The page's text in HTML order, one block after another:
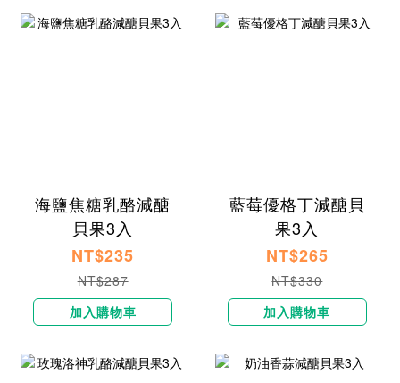
海鹽焦糖乳酪減醣
貝果3入
NT$235
NT$287
加入購物車
藍莓優格丁減醣貝
果3入
NT$265
NT$330
加入購物車